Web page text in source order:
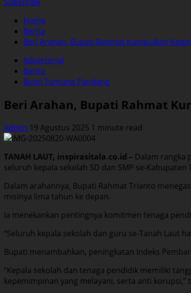
Home
Berita
Beri Arahan, Bupati Rahmat Kumpulkan
Advertorial
Berita
Bumi Tuntung Pandang
Beri Arahan, Bupati Rahmat
Admin 19 Agustus 2025 1 minute read
TANAH LAUT, inspirasitala.co.id – Dalam rangka
seluruh kepala sekolah SD dan SMP se-
Dalam arahannya, Bupati Rahmat Trianto
misinya lima tahun ke depan.
Ia menekankan pentingnya komitmen tenaga
“Seluruh kepala sekolah dan guru se-Tanah Laut
Bupati menambahkan, peningkatan Indeks
“Kepala sekolah dan tenaga pendidik memiliki
kepemimpinan yang melayani, serta anti korupsi,”